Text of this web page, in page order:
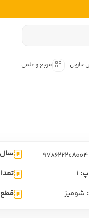
خارجی مرجع و علمی
فارسی
متون کهن
سال
1
شومیز